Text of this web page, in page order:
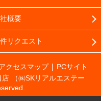
概要
リクエスト
クセスマップ
PCサイト
（㈱SKリアルエステー